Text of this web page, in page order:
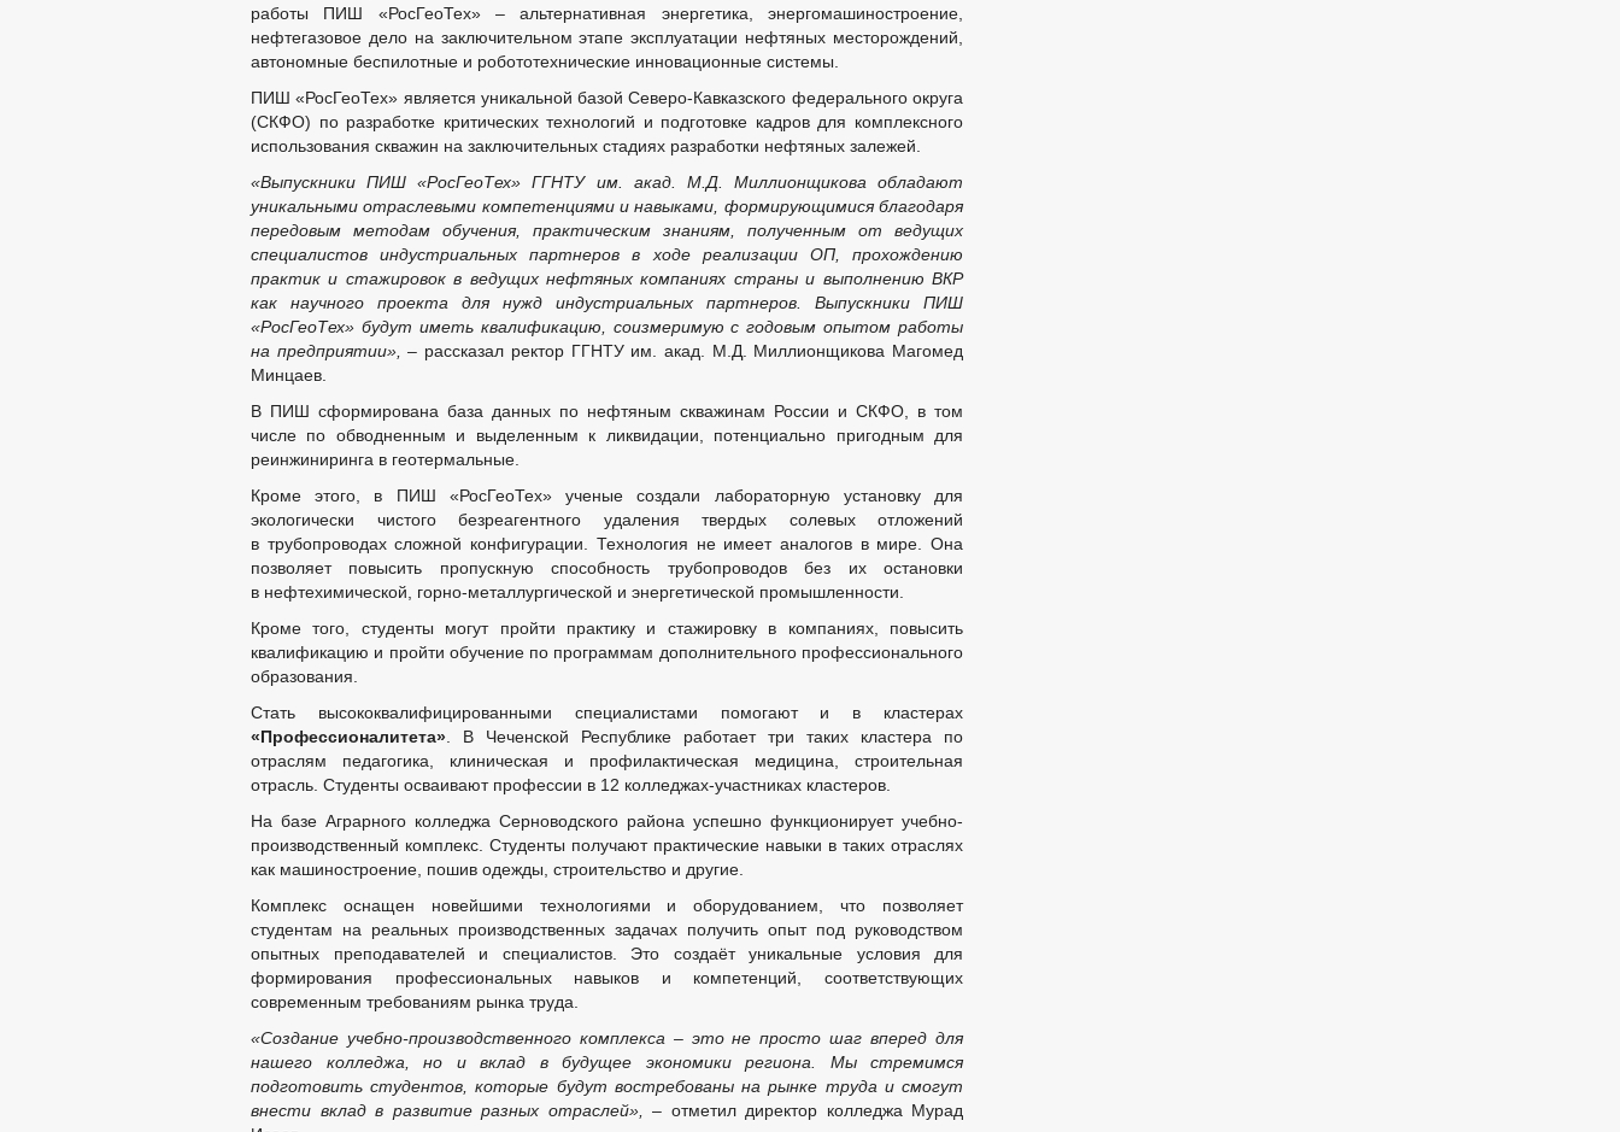
работы ПИШ «РосГеоТех» – альтернативная энергетика, энергомашиностроение,
нефтегазовое дело на заключительном этапе эксплуатации нефтяных месторождений,
автономные беспилотные и робототехнические инновационные системы.
ПИШ «РосГеоТех» является уникальной базой Северо-Кавказского федерального округа
(СКФО) по разработке критических технологий и подготовке кадров для комплексного
использования скважин на заключительных стадиях разработки нефтяных залежей.
«Выпускники ПИШ «РосГеоТех» ГГНТУ им. акад. М.Д. Миллионщикова обладают
уникальными отраслевыми компетенциями и навыками, формирующимися благодаря
передовым методам обучения, практическим знаниям, полученным от ведущих
специалистов индустриальных партнеров в ходе реализации ОП, прохождению
практик и стажировок в ведущих нефтяных компаниях страны и выполнению ВКР
как научного проекта для нужд индустриальных партнеров. Выпускники ПИШ
«РосГеоТех» будут иметь квалификацию, соизмеримую с годовым опытом работы
на предприятии», – рассказал ректор ГГНТУ им. акад. М.Д. Миллионщикова Магомед
Минцаев.
В ПИШ сформирована база данных по нефтяным скважинам России и СКФО, в том
числе по обводненным и выделенным к ликвидации, потенциально пригодным для
реинжиниринга в геотермальные.
Кроме этого, в ПИШ «РосГеоТех» ученые создали лабораторную установку для
экологически чистого безреагентного удаления твердых солевых отложений
в трубопроводах сложной конфигурации. Технология не имеет аналогов в мире. Она
позволяет повысить пропускную способность трубопроводов без их остановки
в нефтехимической, горно-металлургической и энергетической промышленности.
Кроме того, студенты могут пройти практику и стажировку в компаниях, повысить
квалификацию и пройти обучение по программам дополнительного профессионального
образования.
Стать высококвалифицированными специалистами помогают и в кластерах
«Профессионалитета» . В Чеченской Республике работает три таких кластера по
отраслям педагогика, клиническая и профилактическая медицина, строительная
отрасль. Студенты осваивают профессии в 12 колледжах-участниках кластеров.
На базе Аграрного колледжа Серноводского района успешно функционирует учебно-
производственный комплекс. Студенты получают практические навыки в таких отраслях
как машиностроение, пошив одежды, строительство и другие.
Комплекс оснащен новейшими технологиями и оборудованием, что позволяет
студентам на реальных производственных задачах получить опыт под руководством
опытных преподавателей и специалистов. Это создаёт уникальные условия для
формирования профессиональных навыков и компетенций, соответствующих
современным требованиям рынка труда.
«Создание учебно-производственного комплекса – это не просто шаг вперед для
нашего колледжа, но и вклад в будущее экономики региона. Мы стремимся
подготовить студентов, которые будут востребованы на рынке труда и смогут
внести вклад в развитие разных отраслей»,
– отметил директор колледжа Мурад